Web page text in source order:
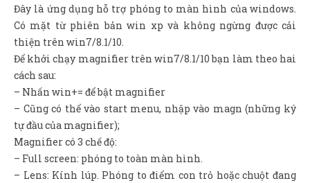
Đây là ứng dụng hỗ trợ phóng to màn hình của windows.
Có mặt từ phiên bản win xp và không ngừng được cải
thiện trên win7/8.1/10.
Để khởi chạy magnifier trên win7/8.1/10 bạn làm theo hai
cách sau:
– Nhấn win+= để bật magnifier
– Cũng có thể vào start menu, nhập vào magn (những ký
tự đầu của magnifier);
Magnifier có 3 chế độ:
– Full screen: phóng to toàn màn hình.
– Lens: Kính lúp. Phóng to điểm con trỏ hoặc chuột đang